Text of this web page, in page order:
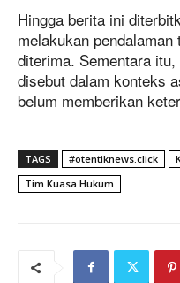
Hingga berita ini
melakukan
diterima. Sementara
disebut dalam konteks
belum memberikan
TAGS #otentiknews.click
Tim Kuasa Hukum